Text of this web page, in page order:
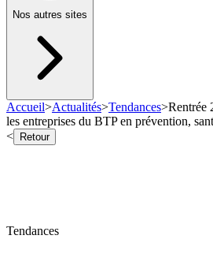
Nos autres sites
Accueil>Actualités>Tendances>Rentrée
les entreprises du BTP en prévention,
<
Retour
Tendances